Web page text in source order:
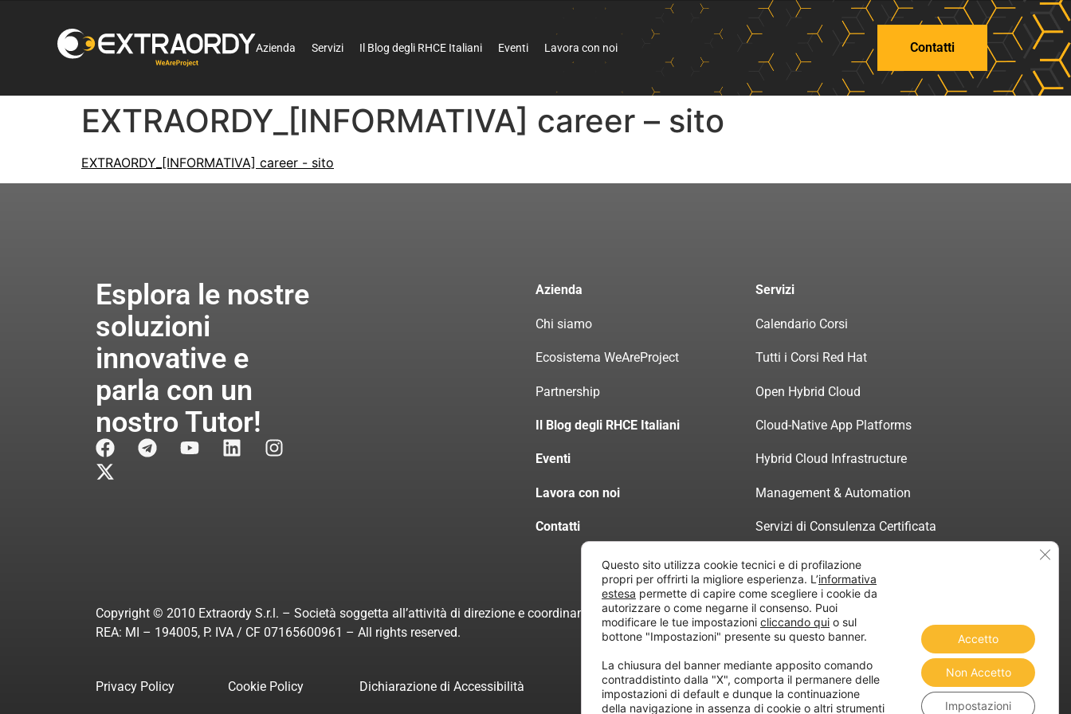
Azienda Servizi Il Blog degli RHCE Italiani Eventi Lavora con noi Contatti
EXTRAORDY_[INFORMATIVA] career – sito
EXTRAORDY_[INFORMATIVA] career - sito
Esplora le nostre
soluzioni
innovative e
parla con un
nostro Tutor!
Azienda
Chi siamo
Ecosistema WeAreProject
Partnership
Il Blog degli RHCE Italiani
Eventi
Lavora con noi
Contatti
Servizi
Calendario Corsi
Tutti i Corsi Red Hat
Open Hybrid Cloud
Cloud-Native App Platforms
Hybrid Cloud Infrastructure
Management & Automation
Servizi di Consulenza Certificata
Copyright © 2010 Extraordy S.r.l. – Società soggetta all’attività di direzione e coordinamento di “Project Informatica”
REA: MI – 194005, P. IVA / CF 07165600961 – All rights reserved.
Privacy Policy Cookie Policy Dichiarazione di Accessibilità
Questo sito utilizza cookie tecnici e di profilazione
propri per offrirti la migliore esperienza. L’informativa
estesa permette di capire come scegliere i cookie da
autorizzare o come negarne il consenso. Puoi
modificare le tue impostazioni cliccando qui o sul
bottone "Impostazioni" presente su questo banner.
La chiusura del banner mediante apposito comando
contraddistinto dalla "X", comporta il permanere delle
impostazioni di default e dunque la continuazione
della navigazione in assenza di cookie o altri strumenti
Accetto
Non Accetto
Impostazioni